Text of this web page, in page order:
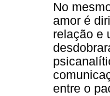
No
amor é
relação e
entre o